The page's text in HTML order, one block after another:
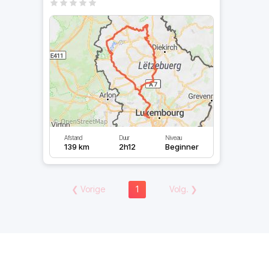
Afstand
139 km
Duur
2h12
Niveau
Beginner
❮ Vorige 1 Volg. ❯